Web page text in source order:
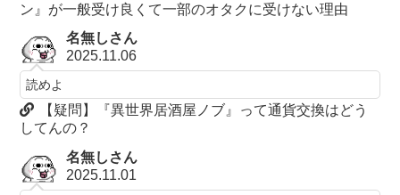
ン』が一般受け良くて一部のオタクに受けない理由
名無しさん
2025.11.06
読めよ
【疑問】『異世界居酒屋ノブ』って通貨交換はどう
してんの？
名無しさん
2025.11.01